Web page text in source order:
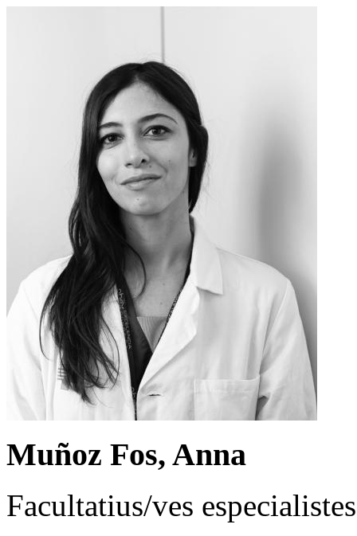
Muñoz Fos, Anna
Facultatius/ves especialistes